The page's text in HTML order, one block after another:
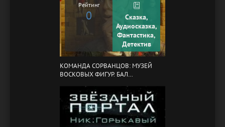
Рейтинг
0
Сказка,
Аудиосказка,
Фантастика,
Детектив
КОМАНДА СОРВАНЦОВ: МУЗЕЙ
ВОСКОВЫХ ФИГУР. БАЛ